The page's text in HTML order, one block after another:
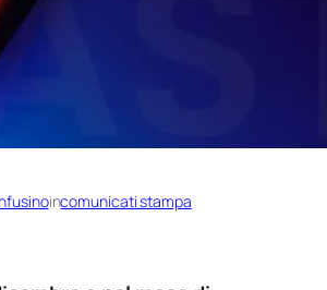
incomunicati stampa